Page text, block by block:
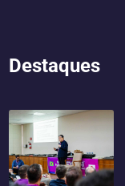
Destaques